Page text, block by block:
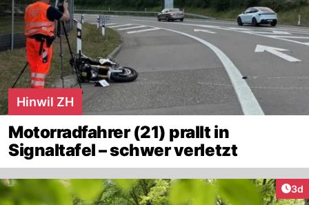
Hinwil ZH
Motorradfahrer (21) prallt in
Signaltafel – schwer verletzt
3d